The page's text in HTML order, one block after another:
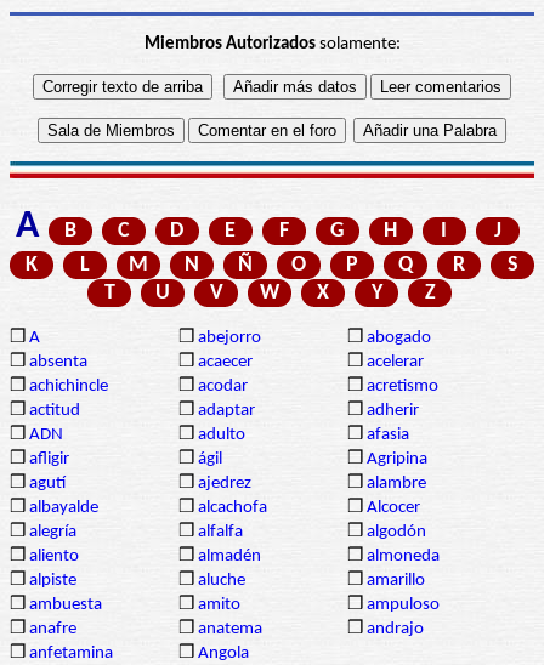
Miembros Autorizadossolamente:
A B C D E F G H I
J
K
L M N Ñ O P Q R
S
T
U V W X Y Z
❒ A ❒ abejorro ❒ abogado
❒ absenta ❒ acaecer ❒ acelerar
❒ achichincle ❒ acodar ❒ acretismo
❒ actitud ❒ adaptar ❒ adherir
❒ ADN ❒ adulto ❒ afasia
❒ afligir ❒ ágil ❒ Agripina
❒ agutí ❒ ajedrez ❒ alambre
❒ albayalde ❒ alcachofa ❒ Alcocer
❒ alegría ❒ alfalfa ❒ algodón
❒ aliento ❒ almadén ❒ almoneda
❒ alpiste ❒ aluche ❒ amarillo
❒ ambuesta ❒ amito ❒ ampuloso
❒ anafre ❒ anatema ❒ andrajo
❒ anfetamina ❒ Angola